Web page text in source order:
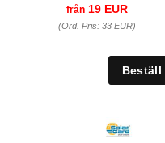
från19 EUR
(Ord. Pris:33 EUR)